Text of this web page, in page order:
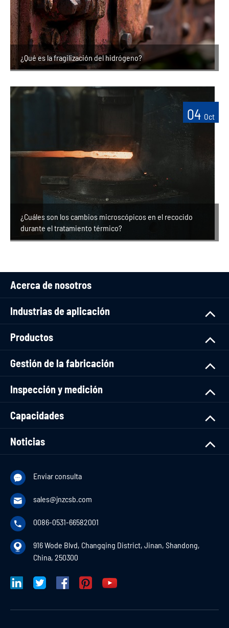
¿Qué es la fragilización del hidrógeno?
04 Oct
¿Cuáles son los cambios microscópicos en el recocido
durante el tratamiento térmico?
Acerca de nosotros
Industrias de aplicación
Productos
Gestión de la fabricación
Inspección y medición
Capacidades
Noticias
 Enviar consulta
 sales@jnzcsb.com
 0086-0531-66582001

916 Wode Blvd, Changqing District, Jinan, Shandong,
China, 250300